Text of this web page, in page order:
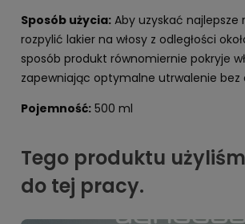
Sposób użycia: Aby uzyskać najlepsze
rozpylić lakier na włosy z odległości
sposób produkt równomiernie pokryje
zapewniając optymalne utrwalenie bez
Pojemność: 500 ml
Tego produktu
do tej pracy.